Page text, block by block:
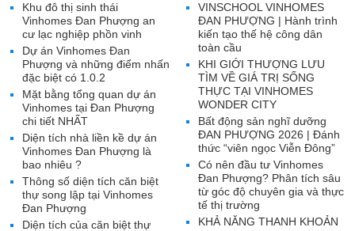
VINSCHOOL VINHOMES
ĐAN PHƯỢNG | Hành trình
kiến tạo thế hệ công dân
toàn cầu
KHI GIỚI THƯỢNG LƯU
TÌM VỀ GIÁ TRỊ SỐNG
THỰC TẠI VINHOMES
WONDER CITY
Bất động sản nghĩ dưỡng
ĐAN PHƯỢNG 2026 | Đánh
thức “viên ngọc Viễn Đông”
Có nên đầu tư Vinhomes
Đan Phượng? Phân tích sâu
từ góc độ chuyên gia và thực
tế thị trường
KHẢ NĂNG THANH KHOẢN
Khu đô thị sinh thái
Vinhomes Đan Phượng an
cư lạc nghiệp phồn vinh
Dự án Vinhomes Đan
Phượng và những điểm nhấn
đặc biệt có 1.0.2
Mặt bằng tổng quan dự án
Vinhomes tại Đan Phượng
chi tiết NHẤT
Diện tích nhà liền kề dự án
Vinhomes Đan Phượng là
bao nhiêu ?
Thông số diện tích căn biệt
thự song lập tại Vinhomes
Đan Phượng
Diện tích của căn biệt thự